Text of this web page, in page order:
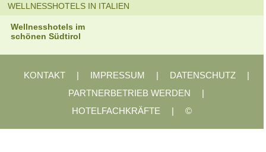
WELLNESSHOTELS IN ITALIEN
Wellnesshotels im
schönen Südtirol
KONTAKT | IMPRESSUM | DATENSCHUTZ
|
PARTNERBETRIEB WERDEN
|
HOTELFACHKRÄFTE
| ©